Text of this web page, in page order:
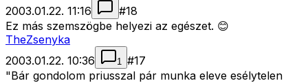
2003.01.22. 11:16 #18
Ez más szemszögbe helyezi az egészet. 😊
TheZsenyka
2003.01.22. 10:36
1 #17
"Bár gondolom priusszal pár munka eleve esélytelen